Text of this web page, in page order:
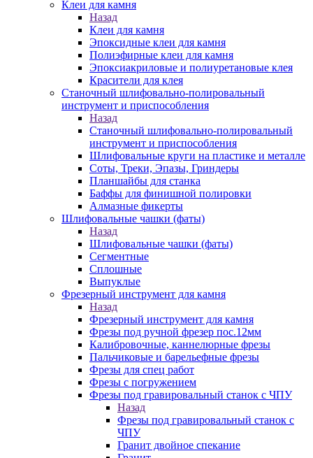
Клеи для камня
Назад
Клеи для камня
Эпоксидные клеи для камня
Полиэфирные клеи для камня
Эпоксиакриловые и полиуретановые клея
Красители для клея
Станочный шлифовально-полировальный
инструмент и приспособления
Назад
Станочный шлифовально-полировальный
инструмент и приспособления
Шлифовальные круги на пластике и металле
Соты, Треки, Эпазы, Гриндеры
Планшайбы для станка
Баффы для финишной полировки
Алмазные фикерты
Шлифовальные чашки (фаты)
Назад
Шлифовальные чашки (фаты)
Сегментные
Сплошные
Выпуклые
Фрезерный инструмент для камня
Назад
Фрезерный инструмент для камня
Фрезы под ручной фрезер пос.12мм
Калибровочные, каннелюрные фрезы
Пальчиковые и барельефные фрезы
Фрезы для спец работ
Фрезы с погружением
Фрезы под гравировальный станок с ЧПУ
Назад
Фрезы под гравировальный станок с
ЧПУ
Гранит двойное спекание